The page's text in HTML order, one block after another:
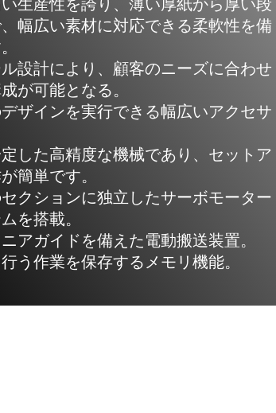
幅広い素材に対応できる柔軟性を備
ル設計により、顧客のニーズに合わせ
が可能となる。
デザインを実行できる幅広いアクセサ
定した高精度な機械であり、セットア
簡単です。
セクションに独立したサーボモーター
を搭載。
アガイドを備えた電動搬送装置。
う作業を保存するメモリ機能。